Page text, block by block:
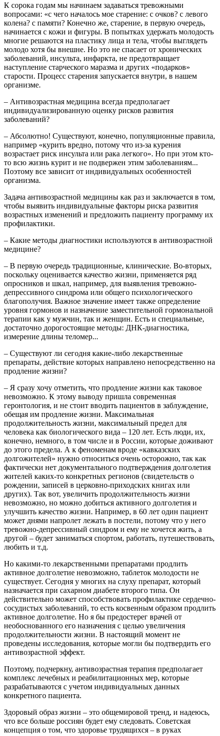
К сорока годам мы начинаем задаваться тревожными
вопросами: «с чего началось мое старение: с очков? с левого
колена? с памяти? Конечно же, старение, в первую очередь,
начинается с кожи и фигуры. В попытках удержать молодость
многие решаются на пластику лица и тела, чтобы выглядеть
молодо хотя бы внешне. Но это не спасает от хронических
заболеваний, инсульта, инфаркта, не предотвращает
наступление старческого маразма и других «подарков»
старости. Процесс старения запускается внутри, в нашем
организме.
– Антивозрастная медицина всегда предполагает
индивидуализированную оценку рисков развития
заболеваний?
– Абсолютно! Существуют, конечно, популяционные правила,
например «курить вредно, потому что из-за курения
возрастает риск инсульта или рака легкого». Но при этом кто-
то всю жизнь курит и не подвержен этим заболеваниям...
Поэтому все зависит от индивидуальных особенностей
организма.
Задача антивозрастной медицины как раз и заключается в том,
чтобы выявить индивидуальные факторы риска развития
возрастных изменений и предложить пациенту программу их
профилактики.
– Какие методы диагностики используются в антивозрастной
медицине?
– В первую очередь традиционные, клинические. Во-вторых,
поскольку оценивается качество жизни, применяется ряд
опросников и шкал, например, для выявления тревожно-
депрессивного синдрома или общего психологического
благополучия. Важное значение имеет также определение
уровня гормонов и назначение заместительной гормональной
терапии как у мужчин, так и женщин. Есть и специальные,
достаточно дорогостоящие методы: ДНК-диагностика,
измерение длины теломер...
– Существуют ли сегодня какие-либо лекарственные
препараты, действие которых направлено непосредственно на
продление жизни?
– Я сразу хочу отметить, что продление жизни как таковое
невозможно. К этому выводу пришла современная
геронтология, и не стоит вводить пациентов в заблуждение,
обещая им продление жизни. Максимальная
продолжительность жизни, максимальный предел для
человека как биологического вида – 120 лет. Есть люди, их,
конечно, немного, в том числе и в России, которые доживают
до этого предела. А к феноменам вроде «кавказских
долгожителей» нужно относиться очень осторожно, так как
фактически нет документального подтверждения долголетия
жителей каких-то конкретных регионов (свидетельств о
рождении, записей в церковно-приходских книгах или
других). Так вот, увеличить продолжительность жизни
невозможно, но можно добиться активного долголетия и
улучшить качество жизни. Например, в 60 лет один пациент
может днями напролет лежать в постели, потому что у него
тревожно-депрессивный синдром и ему не хочется жить, а
другой – будет заниматься спортом, работать, путешествовать,
любить и т.д.
Но какими-то лекарственными препаратами продлить
активное долголетие невозможно, таблеток молодости не
существует. Сегодня у многих на слуху препарат, который
назначается при сахарном диабете второго типа. Он
действительно может способствовать профилактике сердечно-
сосудистых заболеваний, то есть косвенным образом продлить
активное долголетие. Но я бы предостерег врачей от
необоснованного его назначения с целью увеличения
продолжительности жизни. В настоящий момент не
проведены исследования, которые могли бы подтвердить его
антивозрастной эффект.
Поэтому, подчеркну, антивозрастная терапия предполагает
комплекс лечебных и реабилитационных мер, которые
разрабатываются с учетом индивидуальных данных
конкретного пациента.
Здоровый образ жизни – это общемировой тренд, и надеюсь,
что все больше россиян будет ему следовать. Советская
концепция о том, что здоровье трудящихся – в руках